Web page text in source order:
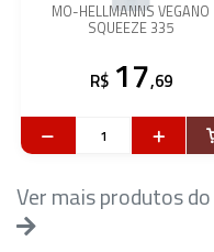
MO-HELLMANNS VEGANO
SQUEEZE 335
R$ 17,69
Ver mais produtos